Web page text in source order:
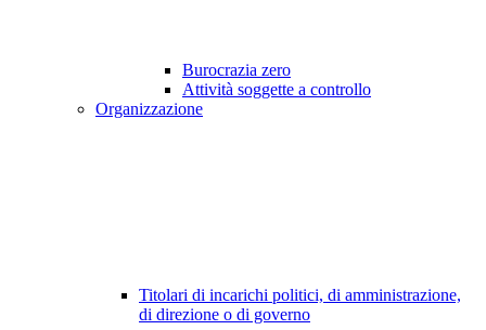
Burocrazia zero
Attività soggette a controllo
Organizzazione
Titolari di incarichi politici, di amministrazione,
di direzione o di governo